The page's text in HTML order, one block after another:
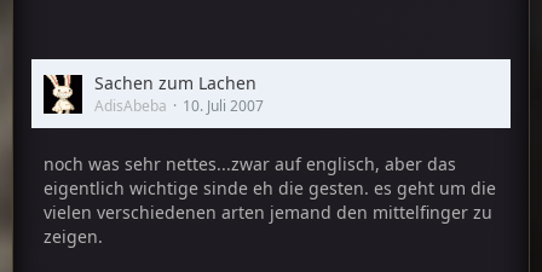
http://www.youtube.com/watch?v=qFgABcddXR4
Video unbedingt anschaun!
Sachen zum Lachen
AdisAbeba 10. Juli 2007
noch was sehr nettes...zwar auf englisch, aber das
eigentlich wichtige sinde eh die gesten. es geht um die
vielen verschiedenen arten jemand den mittelfinger zu
zeigen.